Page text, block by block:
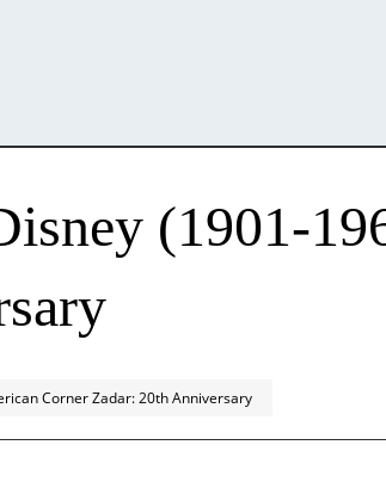
(1901-
Corner Zadar: 20th Anniversary